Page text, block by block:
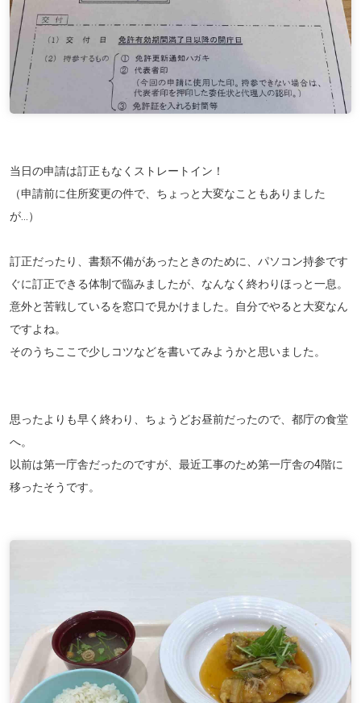
当日の申請は訂正もなくストレートイン！
（申請前に住所変更の件で、ちょっと大変なこともありました
が...）
訂正だったり、書類不備があったときのために、パソコン持参です
ぐに訂正できる体制で臨みましたが、なんなく終わりほっと一息。
意外と苦戦しているを窓口で見かけました。自分でやると大変なん
ですよね。
そのうちここで少しコツなどを書いてみようかと思いました。
思ったよりも早く終わり、ちょうどお昼前だったので、都庁の食堂
へ。
以前は第一庁舎だったのですが、最近工事のため第一庁舎の4階に
移ったそうです。